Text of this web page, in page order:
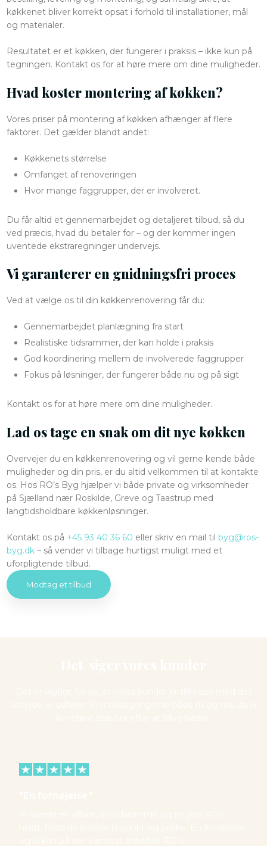
køkkenet bliver korrekt opsat i forhold til installationer, mål
og materialer.
Resultatet er et køkken, der fungerer i praksis – ikke kun på
tegningen. Kontakt os for at høre mere om dine muligheder.
Hvad koster montering af køkken?
Vores priser på montering af køkken afhænger af flere
faktorer. Det gælder blandt andet:
Køkkenets størrelse
Omfanget af renoveringen
Hvor mange faggrupper, der er involveret.
Du får altid et gennemarbejdet og detaljeret tilbud, så du
ved præcis, hvad du betaler for – og der kommer ingen
uventede ekstraregninger undervejs.
Vi garanterer en gnidningsfri proces
Ved at vælge os til din køkkenrenovering får du:
Gennemarbejdet planlægning fra start
Realistiske tidsrammer, der kan holde i praksis
God koordinering mellem de involverede faggrupper
Fokus på løsninger, der fungerer både nu og på sigt
Kontakt os for at høre mere om dine muligheder.
Lad os tage en snak om dit nye køkken
Overvejer du en køkkenrenovering og vil gerne kende både
muligheder og din pris, er du altid velkommen til at kontakte
os. Hos RO’s Byg hjælper vi både private og virksomheder
på Sjælland nær Roskilde, Greve og Taastrup med
langtidsholdbare køkkenløsninger.
Kontakt os på +45 93 40 36 60 eller skriv en mail til byg@ros-
byg.dk– så vender vi tilbage hurtigst muligt med et
uforpligtende tilbud.
Modtag et tilbud​